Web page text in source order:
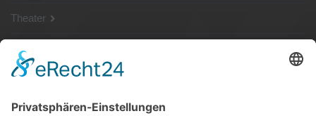
Theater
SG Shop
Sponsoren
Kontakt